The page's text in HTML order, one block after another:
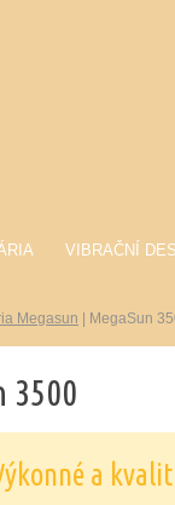
VIBRAČNÍ
Megasun MegaSun
3500
a